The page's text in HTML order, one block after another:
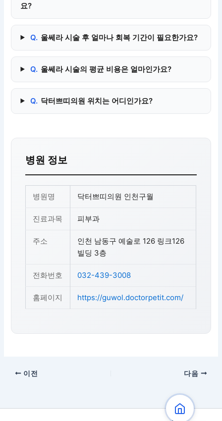
요?
Q. 울쎄라 시술 후 얼마나 회복 기간이 필요한가요?
Q. 울쎄라 시술의 평균 비용은 얼마인가요?
Q. 닥터쁘띠의원 위치는 어디인가요?
병원 정보
병원명 닥터쁘띠의원 인천구월
진료과목 피부과
주소
인천 남동구 예술로 126 링크126
빌딩 3층
전화번호 032-439-3008
홈페이지 https://guwol.doctorpetit.com/
이전 다음